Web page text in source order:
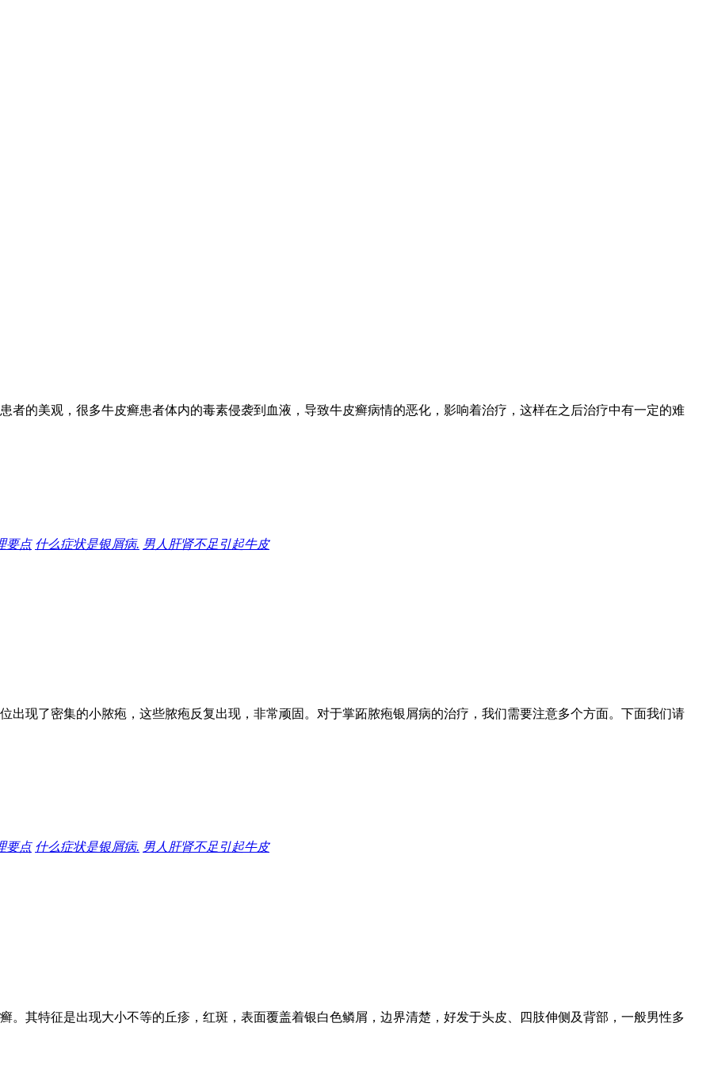
者的美观，很多牛皮癣患者体内的毒素侵袭到血液，导致牛皮癣病情的恶化，影响着治疗，这样在之后治疗中有一定的难
要点 什么症状是银屑病. 男人肝肾不足引起牛皮
出现了密集的小脓疱，这些脓疱反复出现，非常顽固。对于掌跖脓疱银屑病的治疗，我们需要注意多个方面。下面我们请
要点 什么症状是银屑病. 男人肝肾不足引起牛皮
。其特征是出现大小不等的丘疹，红斑，表面覆盖着银白色鳞屑，边界清楚，好发于头皮、四肢伸侧及背部，一般男性多